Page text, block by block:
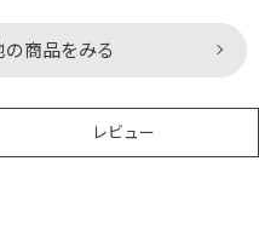
商品をみる
レビュー